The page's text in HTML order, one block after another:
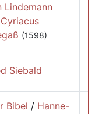
Lindemann
Cyriacus
(1598)
Siebald
Bibel / Hanne-